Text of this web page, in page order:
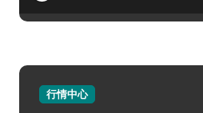
行情中心